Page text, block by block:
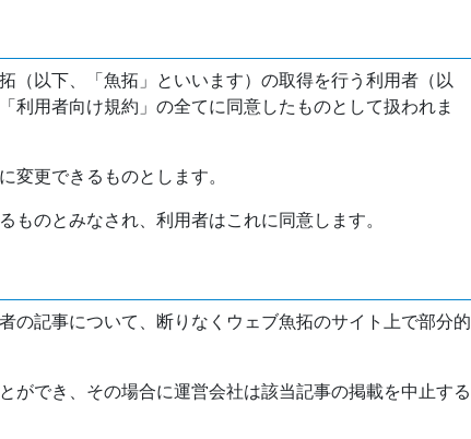
（以下、「魚拓」といいます）の取得を行う利用者（以
利用者向け規約」の全てに同意したものとして扱われま
変更できるものとします。
のとみなされ、利用者はこれに同意します。
の記事について、断りなくウェブ魚拓のサイト上で部分的
ができ、その場合に運営会社は該当記事の掲載を中止する